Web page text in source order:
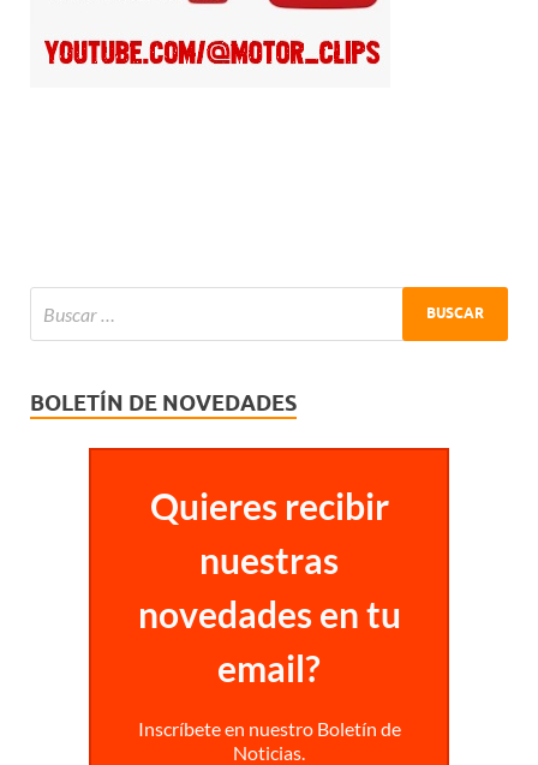
BOLETÍN DE NOVEDADES
Quieres recibir
nuestras
novedades en tu
email?
Inscríbete en nuestro Boletín de
Noticias.